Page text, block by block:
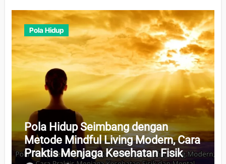
Pola Hidup
Pola Hidup Seimbang dengan
Metode Mindful Living Modern, Cara
Praktis Menjaga Kesehatan Fisik